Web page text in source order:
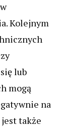
Kolejnym
lub
mogą
na
także